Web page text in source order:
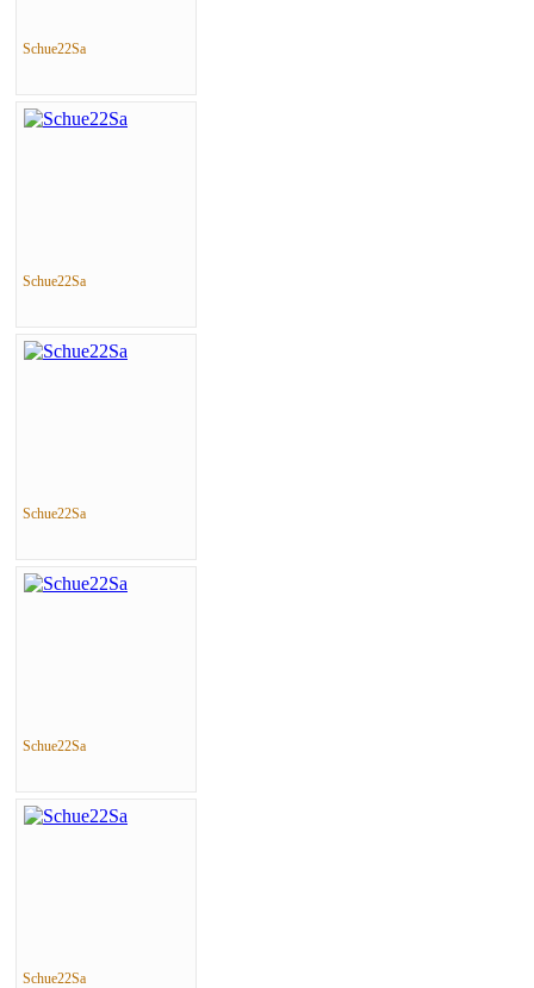
Schue22Sa
Schue22Sa
Schue22Sa
Schue22Sa
Schue22Sa